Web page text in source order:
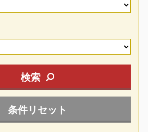
検索
条件リセット